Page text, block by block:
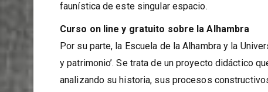
faunística de este singular espacio.
Curso on line y gratuito sobre la Alhambra
Por su parte, la Escuela de la Alhambra y la
y patrimonio’. Se trata de un proyecto didáctico
analizando su historia, sus procesos